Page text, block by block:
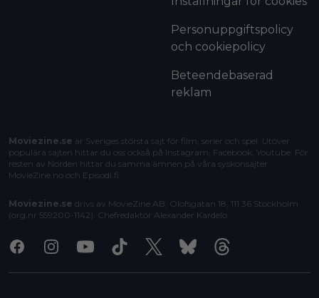
Personuppgiftspolicy
och cookiepolicy
Beteendebaserad
reklam
Moviezine.se är Sveriges största sajt för film, serier och spel. Utöver
populära sajten hittar du oss också på Instagram, Facebook, Youtube. För
resten av Norden hittar du samma ämnen på våra syskonsajter
MovieZine.no och Episodi.fi
Moviezine.se drivs av MovieZine AB, Olofsgatan 18, 111 36 Stockholm
(org.nr 559200-1142). Chefredaktör Alexander Kardelo
FacebookInstagramYoutubeTiktok X BlueskyThreads